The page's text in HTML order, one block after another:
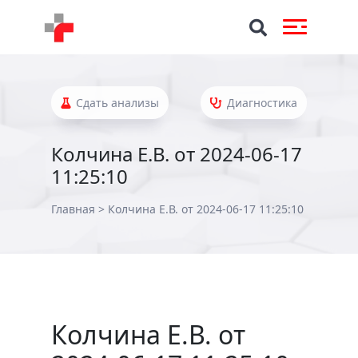
Сдать анализы Диагностика
Колчина Е.В. от 2024-06-17
11:25:10
Главная > Колчина Е.В. от 2024-06-17 11:25:10
Колчина Е.В. от